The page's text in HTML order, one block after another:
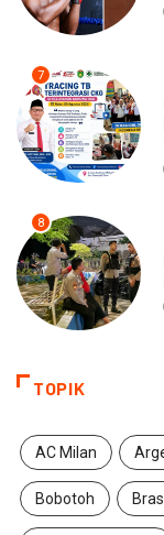
7
8
TOPIK
AC Milan
Bobotoh